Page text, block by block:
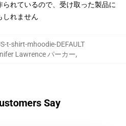
れているので、受け取った製品に
しれません
t-shirt-mhoodie-DEFAULT
Lawrence パーカー,
Say